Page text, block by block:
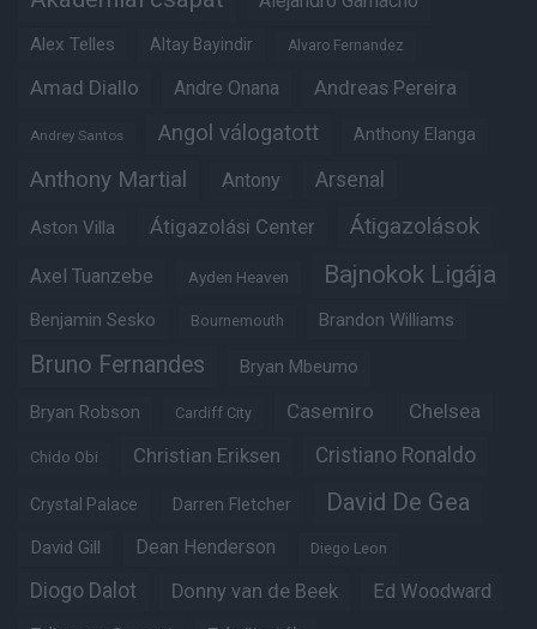
Alex Telles Altay Bayindir Alvaro Fernandez
Amad Diallo Andre Onana Andreas Pereira
Andrey Santos Angol válogatott Anthony Elanga
Anthony Martial Antony Arsenal
Aston Villa Átigazolási Center Átigazolások
Axel Tuanzebe Ayden Heaven Bajnokok Ligája
Benjamin Sesko Bournemouth Brandon Williams
Bruno Fernandes Bryan Mbeumo
Bryan Robson Cardiff City Casemiro Chelsea
Chido Obi Christian Eriksen Cristiano Ronaldo
Crystal Palace Darren Fletcher David De Gea
David Gill Dean Henderson Diego Leon
Diogo Dalot Donny van de Beek Ed Woodward